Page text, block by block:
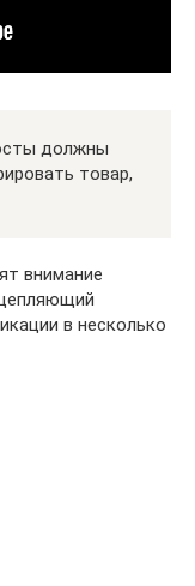
должны
товар,
внимание
в несколько